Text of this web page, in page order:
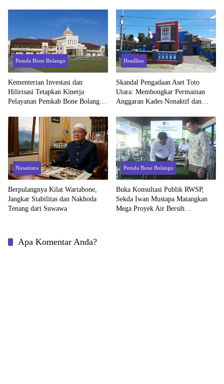
Pemda Bone Bolango
Kementerian Investasi dan
Hilirisasi Tetapkan Kinerja
Pelayanan Pemkab Bone Bolango
Headline
Skandal Pengadaan Aset Toto
Utara: Membongkar Permainan
Anggaran Kades Nonaktif dan
Keuangan
Nusantara
Berpulangnya Kilat Wartabone,
Jangkar Stabilitas dan Nakhoda
Tenang dari Suwawa
Pemda Bone Bolango
Buka Konsultasi Publik RWSP,
Sekda Iwan Mustapa Matangkan
Mega Proyek Air Bersih
Apa Komentar Anda?